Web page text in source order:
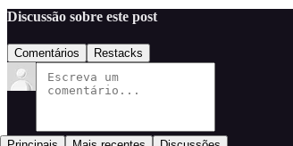
Discussão sobre este post
Comentários Restacks